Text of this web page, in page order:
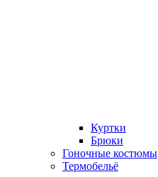
Куртки
Брюки
Гоночные костюмы
Термобельё